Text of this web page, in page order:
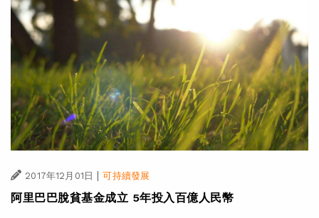
2017年12月01日 | 可持續發展
阿里巴巴脫貧基金成立 5年投入百億人民幣